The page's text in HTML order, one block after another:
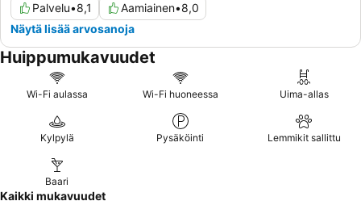
Palvelu•8,1 Aamiainen•8,0
Näytä lisää arvosanoja
Huippumukavuudet
Wi-Fi aulassa Wi-Fi huoneessa Uima-allas
Kylpylä Pysäköinti Lemmikit sallittu
Baari
Kaikki mukavuudet